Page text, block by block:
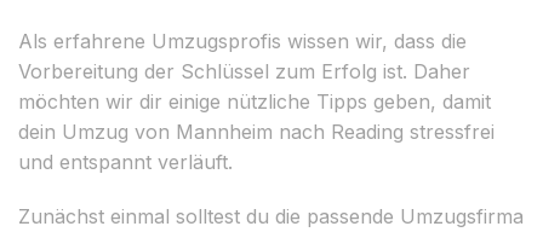
Als erfahrene Umzugsprofis wissen wir, dass die
Vorbereitung der Schlüssel zum Erfolg ist. Daher
möchten wir dir einige nützliche Tipps geben, damit
dein Umzug von Mannheim nach Reading stressfrei
und entspannt verläuft.
Zunächst einmal solltest du die passende Umzugsfirma